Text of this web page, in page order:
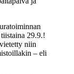
29.9.!
niin
– eli